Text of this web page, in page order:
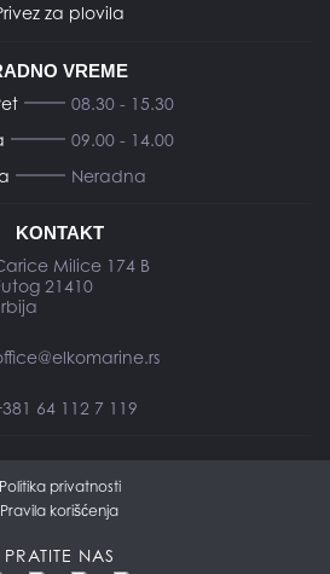
za plovila
VREME
08.30 - 15.30
09.00 - 14.00
Neradna
KONTAKT
Milice 174 B
21410
64 112 7 119
Politika privatnosti
Pravila korišćenja
PRATITE NAS